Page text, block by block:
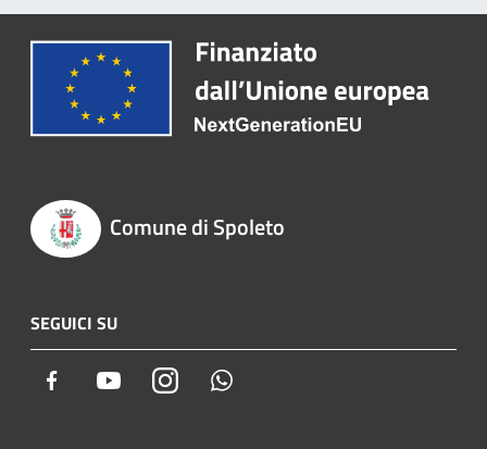
Comune di Spoleto
SEGUICI SU
Facebook YoutubeInstagram